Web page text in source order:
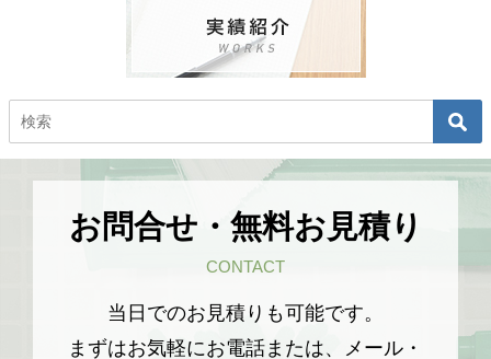
お問合せ・無料お見積り
CONTACT
当日でのお見積りも可能です。
まずはお気軽にお電話または、メール・